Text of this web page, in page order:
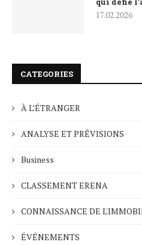
17.02.2026
CATEGORIES
À L’ÉTRANGER
ANALYSE ET PRÉVISIONS
Business
CLASSEMENT ERENA
CONNAISSANCE DE
ÉVÉNEMENTS